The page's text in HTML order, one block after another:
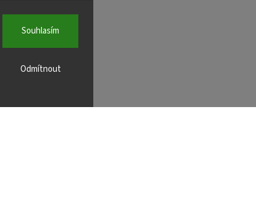
Odmítnout
Souhlasím